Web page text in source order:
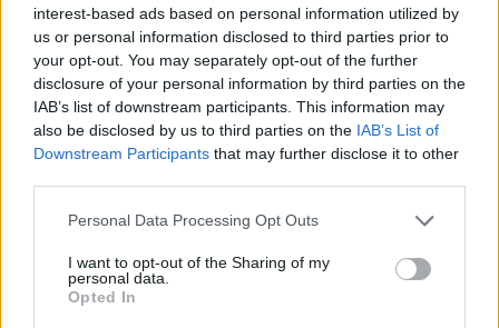
interest-based ads based on personal information utilized by
us or personal information disclosed to third parties prior to
your opt-out. You may separately opt-out of the further
disclosure of your personal information by third parties on the
IAB’s list of downstream participants. This information may
also be disclosed by us to third parties on the IAB’s List of
Downstream Participants that may further disclose it to other
Personal Data Processing Opt Outs
I want to opt-out of the Sharing of my
personal data.
Opted In
XMAS
Με ποιες δυο διπλές ταινίες έχουμε εθισμό τα